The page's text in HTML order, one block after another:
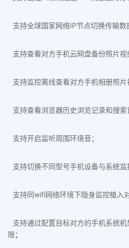
支持全球国家网络IP节点切换传输数
支持查看对方手机云网盘备份照片视
支持监控离线查看对方手机相册照片
支持查看浏览器历史浏览记录和搜索
支持开启监听周围环境音；
支持切换不同型号手机设备与系统监
支持同wifi网络环境下隐身监控植入
支持通过配置目标对方的手机系统
限；